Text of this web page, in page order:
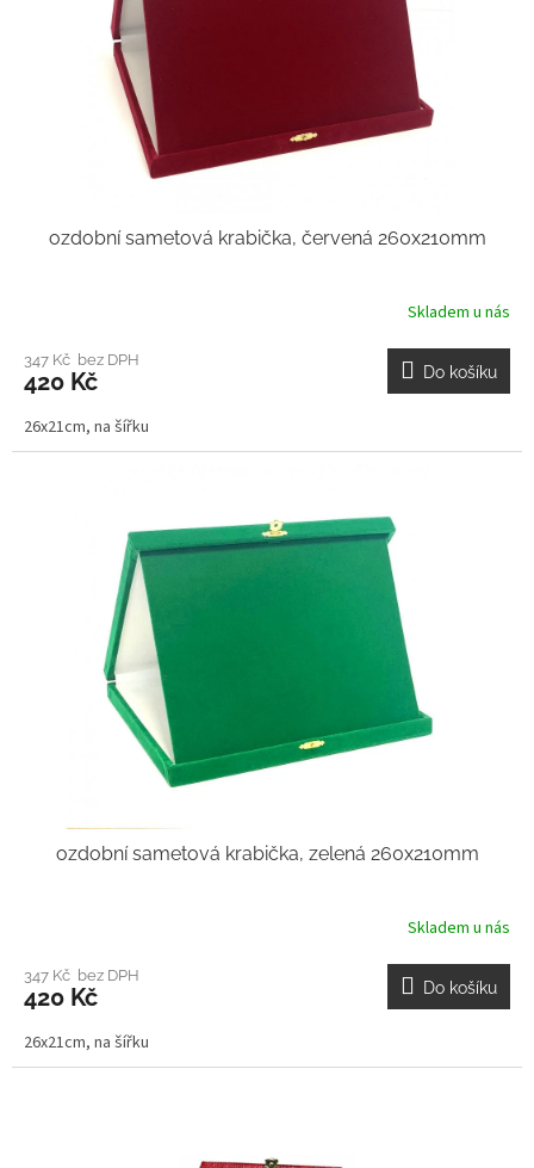
ozdobní sametová krabička, červená 260x210mm
Skladem u nás
347 Kč bez DPH
420 Kč Do košíku
26x21cm, na šířku
ozdobní sametová krabička, zelená 260x210mm
Skladem u nás
347 Kč bez DPH
420 Kč Do košíku
26x21cm, na šířku